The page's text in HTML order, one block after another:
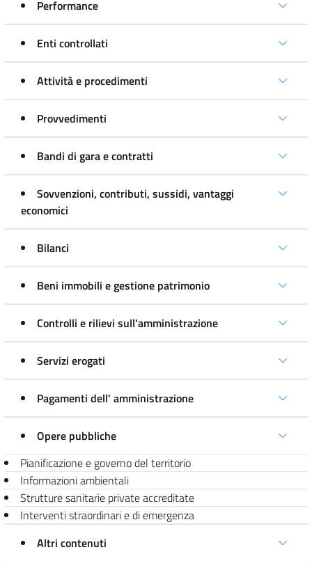
Performance
Enti controllati
Attività e procedimenti
Provvedimenti
Bandi di gara e contratti
Sovvenzioni, contributi, sussidi, vantaggi
economici
Bilanci
Beni immobili e gestione patrimonio
Controlli e rilievi sull'amministrazione
Servizi erogati
Pagamenti dell' amministrazione
Opere pubbliche
Pianificazione e governo del territorio
Informazioni ambientali
Strutture sanitarie private accreditate
Interventi straordinari e di emergenza
Altri contenuti